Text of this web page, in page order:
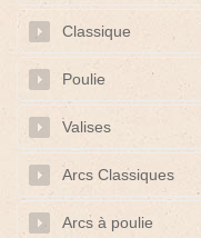
Classique
Poulie
Valises
Arcs Classiques
Arcs à poulie